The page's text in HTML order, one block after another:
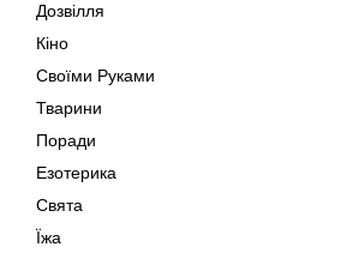
Дозвілля
Кіно
Своїми Руками
Тварини
Поради
Езотерика
Свята
Їжа